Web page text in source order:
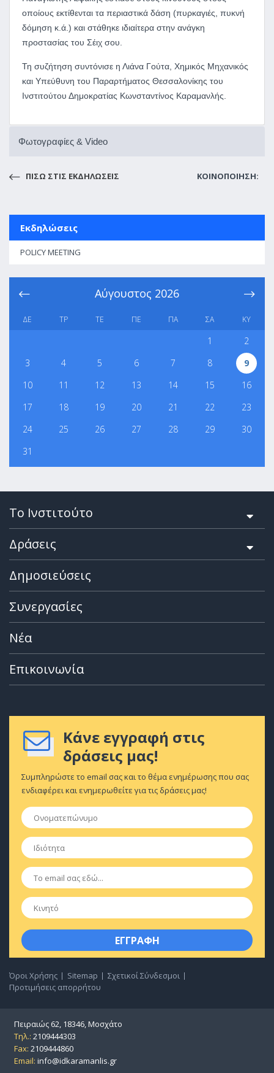
οποίους εκτίθενται τα περιαστικά δάση (πυρκαγιές, πυκνή
δόμηση κ.ά.) και στάθηκε ιδιαίτερα στην ανάγκη
προστασίας του Σέιχ σου.
Τη συζήτηση συντόνισε η Λιάνα Γούτα, Χημικός Μηχανικός
και Υπεύθυνη του Παραρτήματος Θεσσαλονίκης του
Ινστιτούτου Δημοκρατίας Κωνσταντίνος Καραμανλής.
Φωτογραφίες & Video
ΠΙΣΩ ΣΤΙΣ ΕΚΔΗΛΩΣΕΙΣ ΚΟΙΝΟΠΟΙΗΣΗ:
Εκδηλώσεις
POLICY MEETING
Αύγουστος 2026
ΔΕ ΤΡ ΤΕ ΠΕ ΠΑ ΣΑ ΚΥ
1
2
3
4 5 6 7 8
9
10
11 12 13 14 15
16
17
18 19 20 21 22
23
24
25 26 27 28 29
30
31
Το Ινστιτούτο
Δράσεις
Δημοσιεύσεις
Συνεργασίες
Νέα
Επικοινωνία
Κάνε εγγραφή στις
δράσεις μας!
Συμπληρώστε το email σας και το θέμα ενημέρωσης που σας
ενδιαφέρει και ενημερωθείτε για τις δράσεις μας!
Ονοματεπώνυμο
Ιδιότητα
Email
Κινητό
Όροι Χρήσης Sitemap
Σχετικοί Σύνδεσμοι
Προτιμήσεις απορρήτου
Πειραιώς 62, 18346, Μοσχάτο
Τηλ.: 2109444303
Fax: 2109444860
Email: info@idkaramanlis.gr